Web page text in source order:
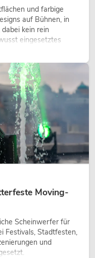
und farbige
auf Bühnen, in
kein rein
eingesetztes
gibt Szenen
Moving-
Scheinwerfer für
Festivals, Stadtfesten,
und